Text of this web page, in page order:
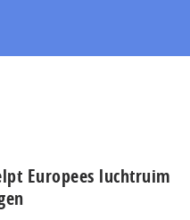
Europees luchtruim